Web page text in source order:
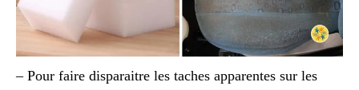
– Pour faire disparaitre les taches apparentes sur les